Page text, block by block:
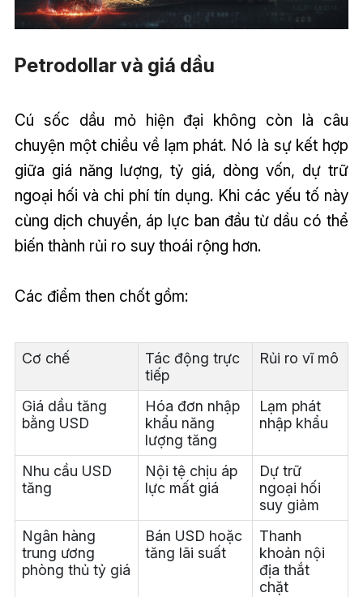
Petrodollar và giá dầu
Cú sốc dầu mỏ hiện đại không còn là câu
chuyện một chiều về lạm phát. Nó là sự kết hợp
giữa giá năng lượng, tỷ giá, dòng vốn, dự trữ
ngoại hối và chi phí tín dụng. Khi các yếu tố này
cùng dịch chuyển, áp lực ban đầu từ dầu có thể
biến thành rủi ro suy thoái rộng hơn.
Các điểm then chốt gồm:
Cơ chế
Tác động trực
tiếp
Rủi ro vĩ mô
Giá dầu tăng
bằng USD
Hóa đơn nhập
khẩu năng
lượng tăng
Lạm phát
nhập khẩu
Nhu cầu USD
tăng
Nội tệ chịu áp
lực mất giá
Dự trữ
ngoại hối
suy giảm
Ngân hàng
trung ương
phòng thủ tỷ giá
Bán USD hoặc
tăng lãi suất
Thanh
khoản nội
địa thắt
chặt